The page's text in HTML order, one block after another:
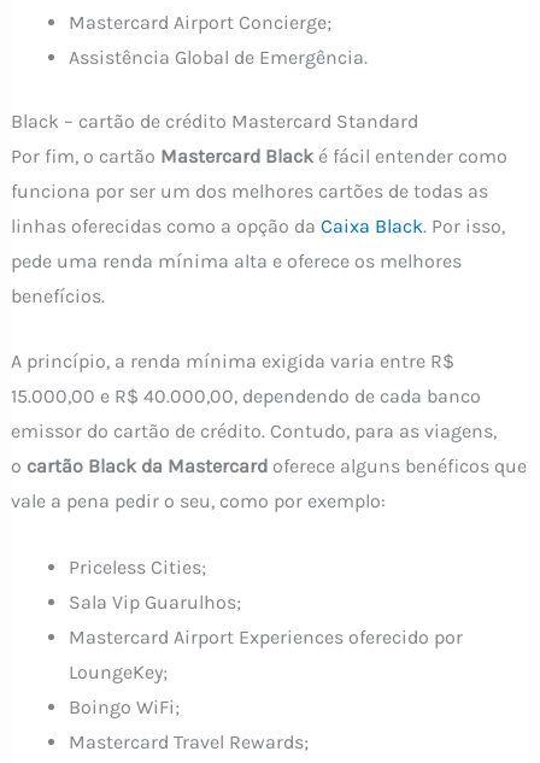
Mastercard Airport Concierge;
Assistência Global de Emergência.
Black – cartão de crédito Mastercard Standard
Por fim, o cartão Mastercard Blacké fácil entender como
funciona por ser um dos melhores cartões de todas as
linhas oferecidas como a opção da Caixa Black. Por isso,
pede uma renda mínima alta e oferece os melhores
benefícios.
A princípio, a renda mínima exigida varia entre R$
15.000,00 e R$ 40.000,00, dependendo de cada banco
emissor do cartão de crédito. Contudo, para as viagens,
o cartão Black da Mastercardoferece alguns benéficos que
vale a pena pedir o seu, como por exemplo:
Priceless Cities;
Sala Vip Guarulhos;
Mastercard Airport Experiences oferecido por
LoungeKey;
Boingo WiFi;
Mastercard Travel Rewards;